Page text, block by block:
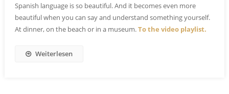
Spanish language is so beautiful. And it becomes even more
beautiful when you can say and understand something yourself.
At dinner, on the beach or in a museum.To the video playlist.
Weiterlesen